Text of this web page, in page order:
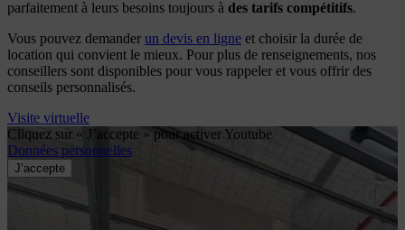
parfaitement à leurs besoins toujours à des tarifs compétitifs.
Vous pouvez demander un devis en ligne et choisir la durée de
location qui convient le mieux. Pour plus de renseignements, nos
conseillers sont disponibles pour vous rappeler et vous offrir des
conseils personnalisés.
Visite virtuelle
Cliquez sur « J’accepte » pour activer Youtube
Données personnelles
J’accepte